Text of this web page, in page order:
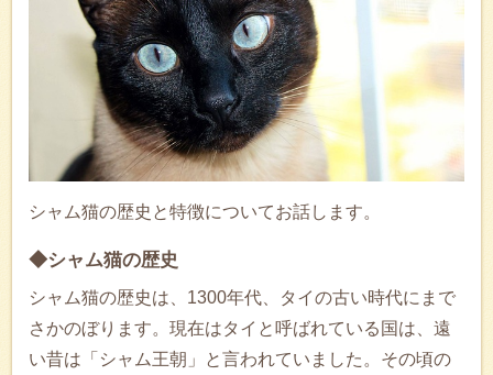
シャム猫の歴史と特徴についてお話します。
◆シャム猫の歴史
シャム猫の歴史は、1300年代、タイの古い時代にまで
さかのぼります。現在はタイと呼ばれている国は、遠
い昔は「シャム王朝」と言われていました。その頃の